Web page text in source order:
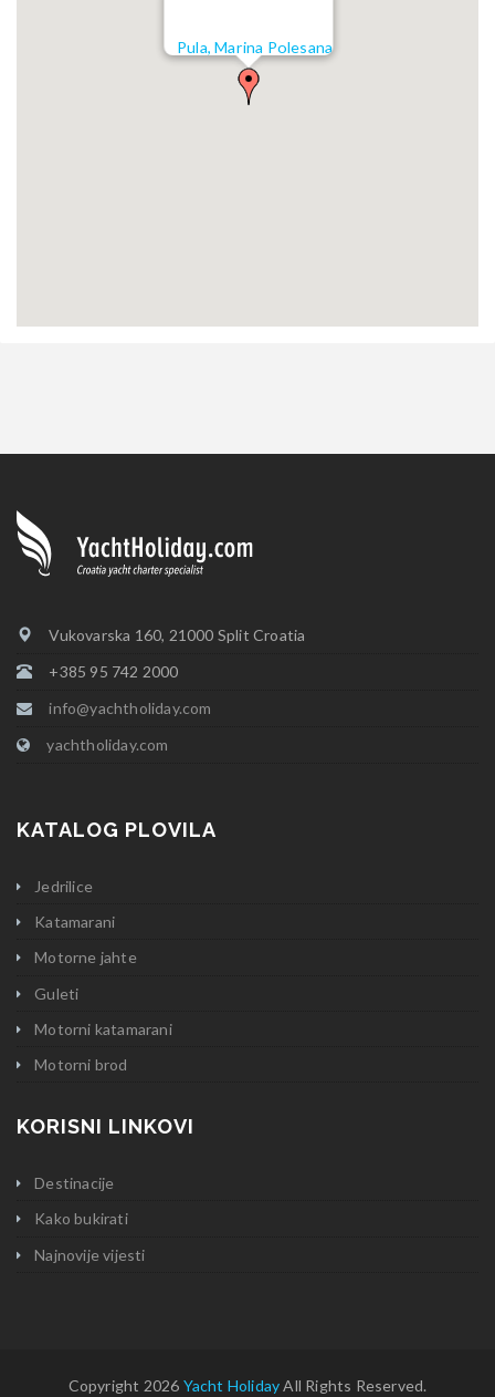
Pula, Marina Polesana
Vukovarska 160, 21000 Split Croatia
+385 95 742 2000
info@yachtholiday.com
yachtholiday.com
KATALOG PLOVILA
Jedrilice
Katamarani
Motorne jahte
Guleti
Motorni katamarani
Motorni brod
KORISNI LINKOVI
Destinacije
Kako bukirati
Najnovije vijesti
Copyright 2026 Yacht HolidayAll Rights Reserved.